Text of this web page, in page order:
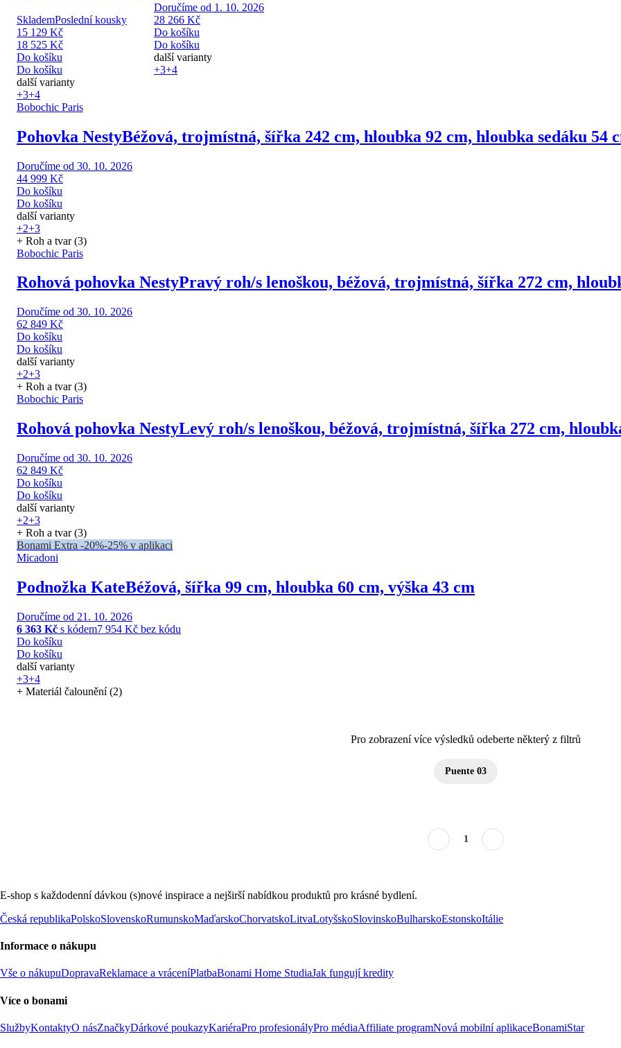
SklademPoslední kousky
15 129 Kč
18 525 Kč
Do košíku
Do košíku
další varianty
+3+4
Doručíme od 1. 10. 2026
28 266 Kč
Do košíku
Do košíku
další varianty
+3+4
Bobochic Paris
Pohovka NestyBéžová, trojmístná, šířka 242 cm, hloubka 92 cm, hloubka sedáku 54
Doručíme od 30. 10. 2026
44 999 Kč
Do košíku
Do košíku
další varianty
+2+3
+ Roh a tvar (3)
Bobochic Paris
Rohová pohovka NestyPravý roh/s lenoškou, béžová, trojmístná, šířka 272 cm,
Doručíme od 30. 10. 2026
62 849 Kč
Do košíku
Do košíku
další varianty
+2+3
+ Roh a tvar (3)
Bobochic Paris
Rohová pohovka NestyLevý roh/s lenoškou, béžová, trojmístná, šířka 272 cm,
Doručíme od 30. 10. 2026
62 849 Kč
Do košíku
Do košíku
další varianty
+2+3
+ Roh a tvar (3)
Bonami Extra -20%-25% v aplikaci
Micadoni
Podnožka KateBéžová, šířka 99 cm, hloubka 60 cm, výška 43 cm
Doručíme od 21. 10. 2026
6 363 Kč s kódem7 954 Kč bez kódu
Do košíku
Do košíku
další varianty
+3+4
+ Materiál čalounění (2)
Pro zobrazení více výsledků odeberte některý z filtrů
Puente 03
1
E-shop s každodenní dávkou (s)nové inspirace a nejširší nabídkou produktů pro krásné bydlení.
Česká republikaPolskoSlovenskoRumunskoMaďarskoChorvatskoLitvaLotyšskoSlovinskoBulharskoEstonskoItálie
Informace o nákupu
Vše o nákupuDopravaReklamace a vráceníPlatbaBonami Home StudiaJak fungují kredity
Více o bonami
SlužbyKontaktyO násZnačkyDárkové poukazyKariéraPro profesionályPro médiaAffiliate programNová mobilní aplikaceBonamiStar